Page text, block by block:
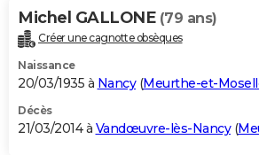
Michel GALLONE (79 ans)
Créer une cagnotte obsèques
Naissance
20/03/1935 à Nancy(Meurthe-et-
Décès
21/03/2014 à Vandœuvre-lès-Nancy(